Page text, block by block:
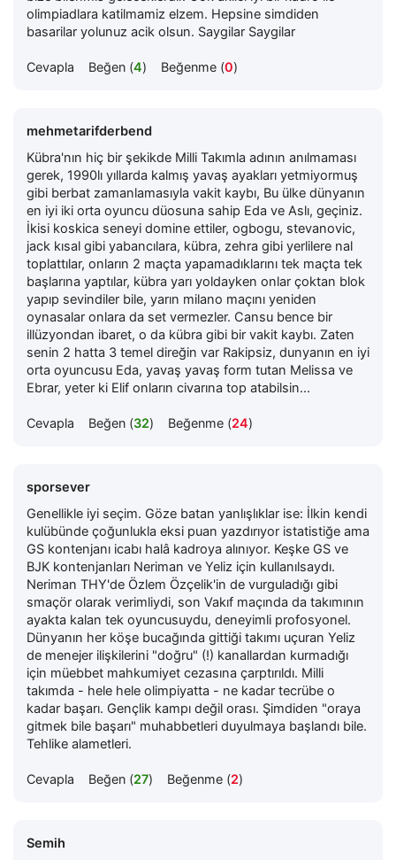
olimpiadlara katilmamiz elzem. Hepsine simdiden
basarilar yolunuz acik olsun. Saygilar Saygilar
Cevapla Beğen (4) Beğenme (0)
mehmetarifderbend
Kübra'nın hiç bir şekikde Milli Takımla adının anılmaması
gerek, 1990lı yıllarda kalmış yavaş ayakları yetmiyormuş
gibi berbat zamanlamasıyla vakit kaybı, Bu ülke dünyanın
en iyi iki orta oyuncu düosuna sahip Eda ve Aslı, geçiniz.
İkisi koskica seneyi domine ettiler, ogbogu, stevanovic,
jack kısal gibi yabancılara, kübra, zehra gibi yerlilere nal
toplattılar, onların 2 maçta yapamadıklarını tek maçta tek
başlarına yaptılar, kübra yarı yoldayken onlar çoktan blok
yapıp sevindiler bile, yarın milano maçını yeniden
oynasalar onlara da set vermezler. Cansu bence bir
illüzyondan ibaret, o da kübra gibi bir vakit kaybı. Zaten
senin 2 hatta 3 temel direğin var Rakipsiz, dunyanın en iyi
orta oyuncusu Eda, yavaş yavaş form tutan Melissa ve
Ebrar, yeter ki Elif onların civarına top atabilsin...
Cevapla Beğen (32) Beğenme (24)
sporsever
Genellikle iyi seçim. Göze batan yanlışlıklar ise: İlkin kendi
kulübünde çoğunlukla eksi puan yazdırıyor istatistiğe ama
GS kontenjanı icabı halâ kadroya alınıyor. Keşke GS ve
BJK kontenjanları Neriman ve Yeliz için kullanılsaydı.
Neriman THY'de Özlem Özçelik'in de vurguladığı gibi
smaçör olarak verimliydi, son Vakıf maçında da takımının
ayakta kalan tek oyuncusuydu, deneyimli profosyonel.
Dünyanın her köşe bucağında gittiği takımı uçuran Yeliz
de menejer ilişkilerini "doğru" (!) kanallardan kurmadığı
için müebbet mahkumiyet cezasına çarptırıldı. Milli
takımda - hele hele olimpiyatta - ne kadar tecrübe o
kadar başarı. Gençlik kampı değil orası. Şimdiden "oraya
gitmek bile başarı" muhabbetleri duyulmaya başlandı bile.
Tehlike alametleri.
Cevapla Beğen (27) Beğenme (2)
Semih